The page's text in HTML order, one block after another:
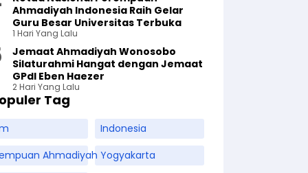
Ahmadiyah Indonesia Raih Gelar
Guru Besar Universitas Terbuka
1 Hari Yang Lalu
Jemaat Ahmadiyah Wonosobo
Silaturahmi Hangat dengan Jemaat
GPdI Eben Haezer
2 Hari Yang Lalu
Tag
Indonesia
Ahmadiyah Yogyakarta